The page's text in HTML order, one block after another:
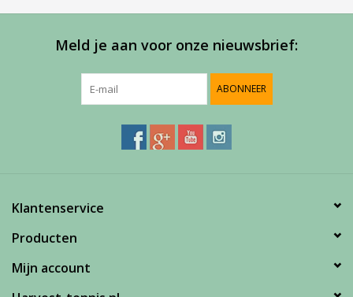
meer informatie of om een afspraak te maken in onze
Meld je aan voor onze nieuwsbrief:
ABONNEER
Klantenservice
Producten
Mijn account